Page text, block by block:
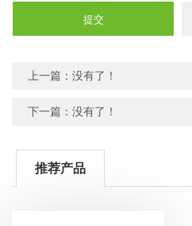
上一篇：没有了！
下一篇：没有了！
推荐产品